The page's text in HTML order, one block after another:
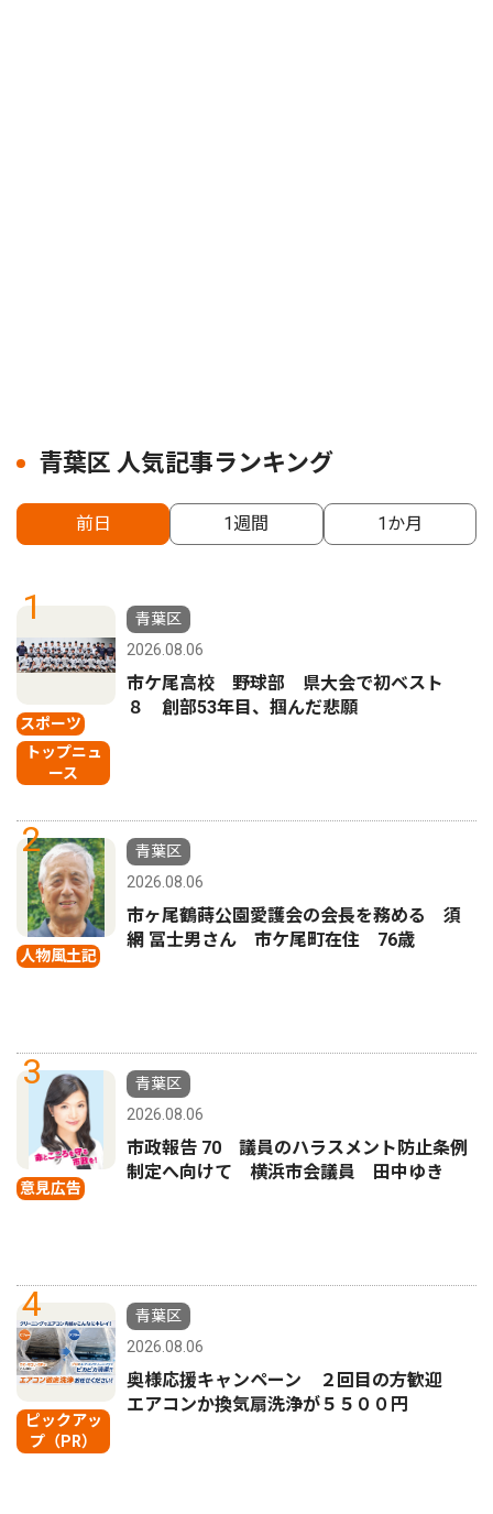
青葉区 人気記事ランキング
前日 1週間 1か月
1
スポーツ
トップニュ
ース
青葉区
2026.08.06
市ケ尾高校 野球部 県大会で初ベスト
８ 創部53年目、掴んだ悲願
2
人物風土記
青葉区
2026.08.06
市ヶ尾鶴蒔公園愛護会の会長を務める 須
網 冨士男さん 市ケ尾町在住 76歳
3
意見広告
青葉区
2026.08.06
市政報告 70 議員のハラスメント防止条例
制定へ向けて 横浜市会議員 田中ゆき
4
ピックアッ
プ（PR）
青葉区
2026.08.06
奥様応援キャンペーン ２回目の方歓迎
エアコンか換気扇洗浄が５５００円